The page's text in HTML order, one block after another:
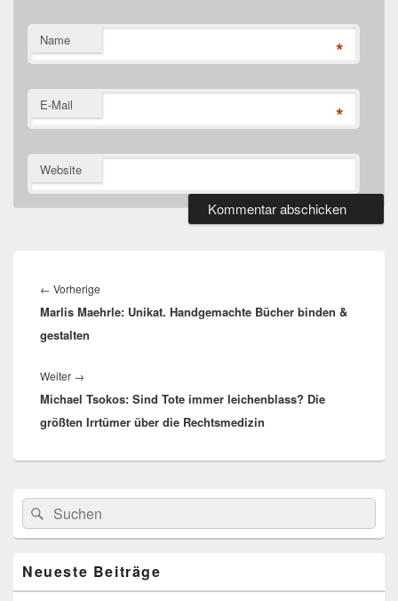
Name *
E-Mail *
Website
← Vorherige
Beitrag:
Marlis Maehrle: Unikat. Handgemachte Bücher binden &
gestalten
Weiter →
Beitrag:
Michael Tsokos: Sind Tote immer leichenblass? Die
größten Irrtümer über die Rechtsmedizin
Primärer
Seitenleisten
Widget-
Bereich
Suche
nach:
Suchen
Neueste Beiträge